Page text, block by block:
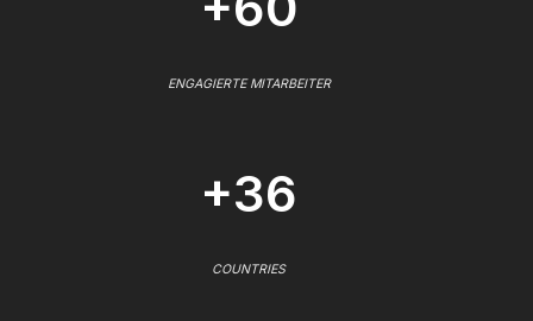
ENGAGIERTE MITARBEITER
+36
COUNTRIES